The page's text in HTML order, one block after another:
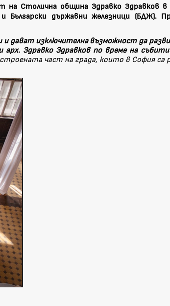
на Столична община Здравко Здравков
държавни железници (БДЖ).
дават изключителна възможност да
арх. Здравко Здравков по време на
част на града, които в София